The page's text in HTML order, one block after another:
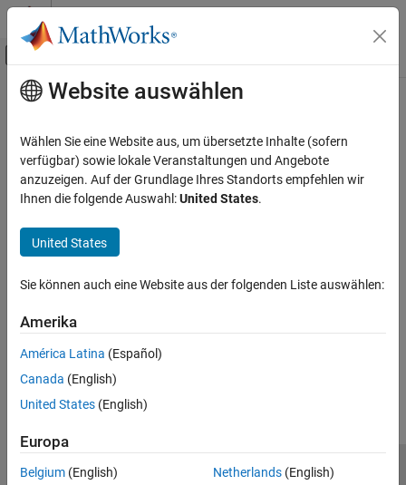
Weiter zum Inhalt
Umschaltung für Off-Canvas-
Startseite der Dokumentation
Hauptinhalt
How useful was this information?
Website auswählen
Wählen Sie eine Website aus, um übersetzte Inhalte (sofern
verfügbar) sowie lokale Veranstaltungen und Angebote
anzuzeigen. Auf der Grundlage Ihres Standorts empfehlen wir
Ihnen die folgende Auswahl:United States.
United States
Sie können auch eine Website aus der folgenden Liste auswählen:
Amerika
América Latina (Español)
Canada (English)
United States (English)
Europa
Belgium (English)
Netherlands(English)
Trust Center
Datenschutz-Richtlinien